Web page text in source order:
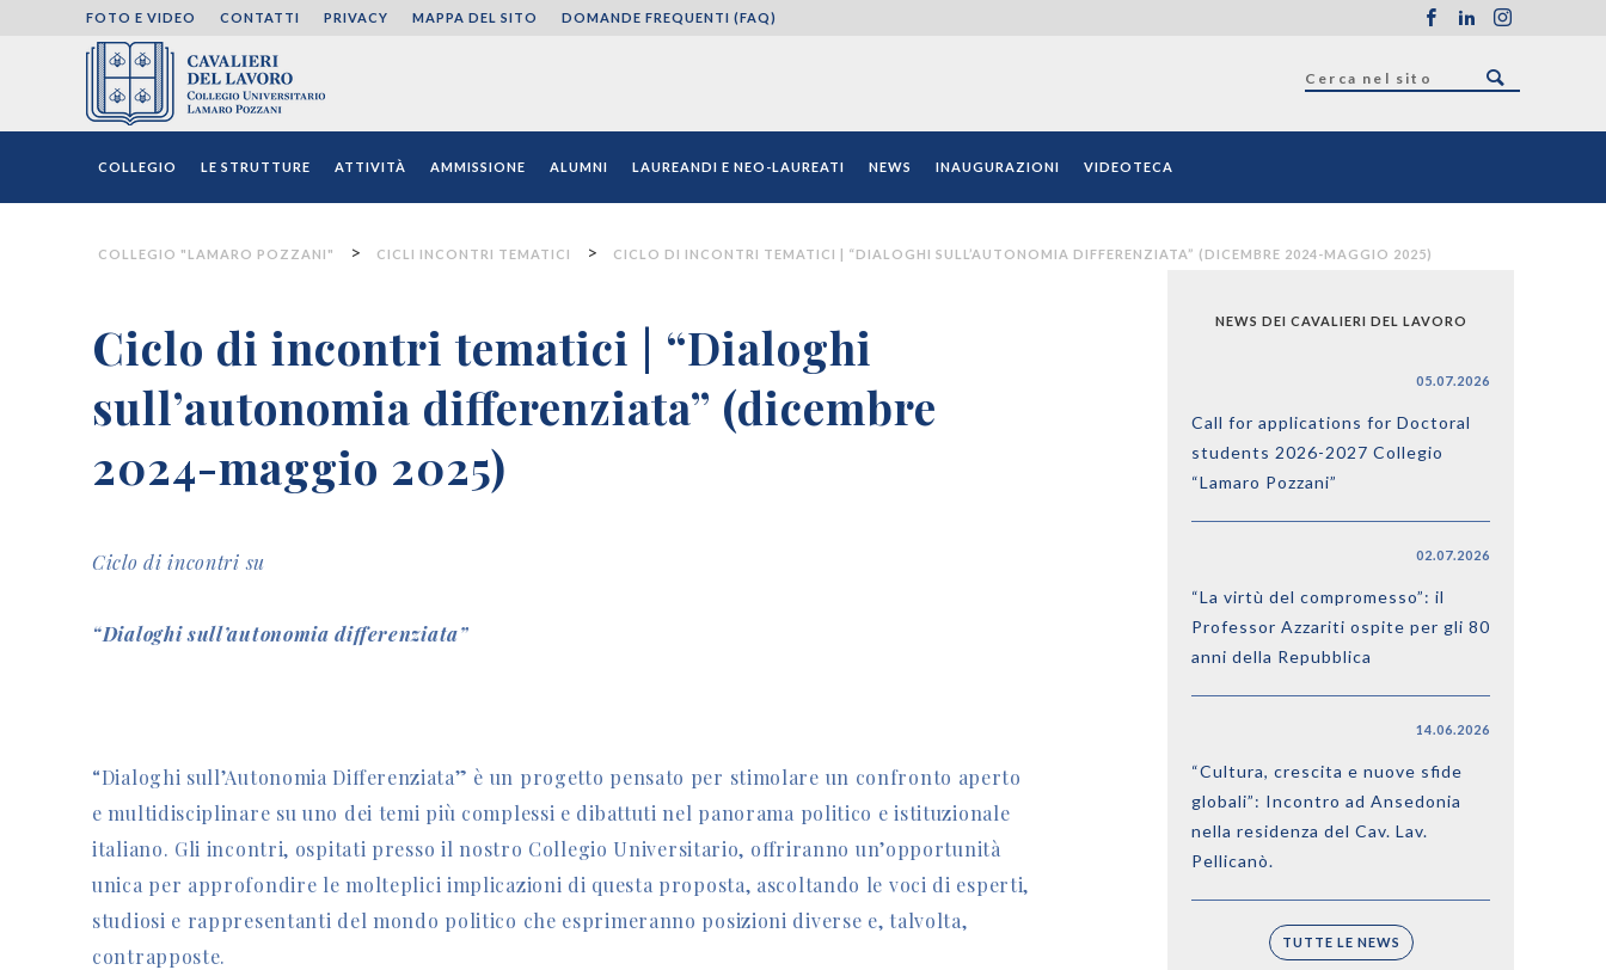
FOTO E VIDEO CONTATTI PRIVACY MAPPA DEL SITO DOMANDE FREQUENTI (FAQ)
COLLEGIO LE STRUTTURE ATTIVITÀ AMMISSIONE ALUMNI LAUREANDI E NEO-LAUREATI NEWS INAUGURAZIONI VIDEOTECA
COLLEGIO "LAMARO POZZANI" > CICLI INCONTRI TEMATICI > CICLO DI INCONTRI TEMATICI | “DIALOGHI SULL’AUTONOMIA DIFFERENZIATA” (DICEMBRE 2024-MAGGIO 2025)
Ciclo di incontri tematici | “Dialoghi
sull’autonomia differenziata” (dicembre
2024-maggio 2025)
Ciclo di incontri su
“Dialoghi sull’autonomia differenziata”
“Dialoghi sull’Autonomia Differenziata” è un progetto pensato per stimolare un confronto aperto
e multidisciplinare su uno dei temi più complessi e dibattuti nel panorama politico e istituzionale
italiano. Gli incontri, ospitati presso il nostro Collegio Universitario, offriranno un’opportunità
unica per approfondire le molteplici implicazioni di questa proposta, ascoltando le voci di esperti,
studiosi e rappresentanti del mondo politico che esprimeranno posizioni diverse e, talvolta,
contrapposte.
NEWS DEI CAVALIERI DEL LAVORO
05.07.2026
Call for applications for Doctoral
students 2026-2027 Collegio
“Lamaro Pozzani”
02.07.2026
“La virtù del compromesso”: il
Professor Azzariti ospite per gli 80
anni della Repubblica
14.06.2026
“Cultura, crescita e nuove sfide
globali”: Incontro ad Ansedonia
nella residenza del Cav. Lav.
Pellicanò.
TUTTE LE NEWS